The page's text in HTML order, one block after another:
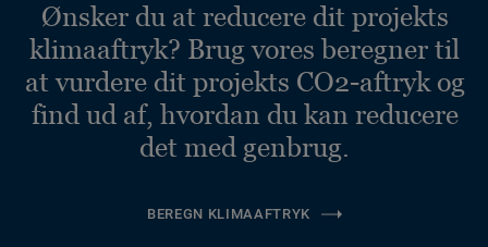
Ønsker du at reducere dit projekts
klimaaftryk? Brug vores beregner til
at vurdere dit projekts CO2-aftryk og
find ud af, hvordan du kan reducere
det med genbrug.
BEREGN KLIMAAFTRYK